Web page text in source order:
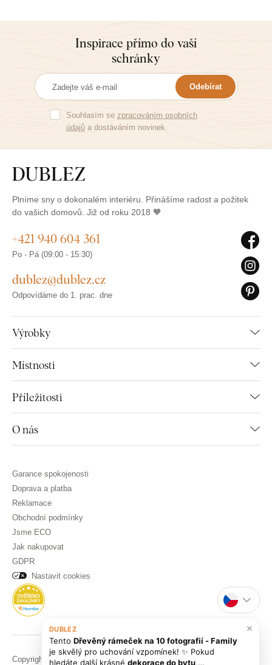
Inspirace přímo do vaší
schránky
Odebírat
Souhlasím se zpracováním osobních
údajůa dostáváním novinek.
Plníme sny o dokonalém interiéru. Přinášíme radost a požitek
do vašich domovů. Již od roku 2018 🧡
Výrobky
Místnosti
Příležitosti
O nás
+421 940 604 361
Po - Pá (09:00 - 15:30)
dublez@dublez.cz
Odpovídáme do 1. prac. dne
Garance spokojenosti
Doprava a platba
Reklamace
Obchodní podmínky
Jsme ECO
Jak nakupovat
GDPR
Nastavit cookies
Copyright © DUBLEZ 2026 | Všechna práva vyhrazena
DUBLEZ
Tento Dřevěný rámeček na 10 fotografií - Family
je skvělý pro uchování vzpomínek! ✨ Pokud
hledáte další krásné dekorace do bytu,
×